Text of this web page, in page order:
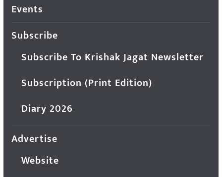
Events
Subscribe
Subscribe To Krishak Jagat Newsletter
Subscription (Print Edition)
Diary 2026
Advertise
Website